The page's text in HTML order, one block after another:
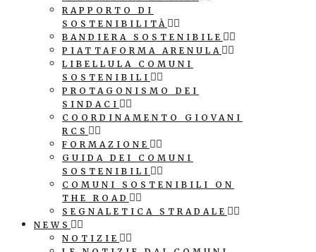
RAPPORTO DI
SOSTENIBILITÀ
BANDIERA SOSTENIBILE
PIATTAFORMA ARENULA
LIBELLULA COMUNI
SOSTENIBILI
PROTAGONISMO DEI
SINDACI
COORDINAMENTO GIOVANI
RCS
FORMAZIONE
GUIDA DEI COMUNI
SOSTENIBILI
COMUNI SOSTENIBILI ON
THE ROAD
SEGNALETICA STRADALE
NEWS
NOTIZIE